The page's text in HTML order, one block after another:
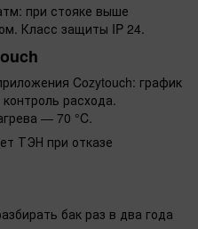
при стояке выше
Класс защиты IP 24.
Cozytouch: график
расхода.
— 70 °C.
ТЭН при отказе
бак раз в два года